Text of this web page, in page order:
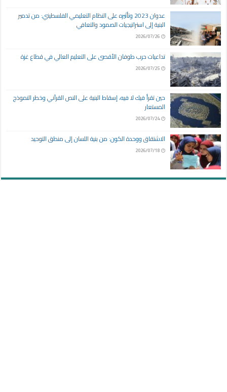
عدوان 2023 وتأثيره على النظام التعليمي الفلسطيني: من تدمير
البنية إلى استراتيجيات الصمود والتعافي
2026/07/26
تداعيات حرب طوفان الأقصى على التعليم العالي في قطاع غزة
2026/07/25
حين تقرأ فيك لا فيه، إسقاط البنية على النص القرآني وخطر النموذج
المستعار
2026/07/24
الاشتقاق ووحدة الكون: من بنية اللسان إلى منطق التوحيد
2026/07/18